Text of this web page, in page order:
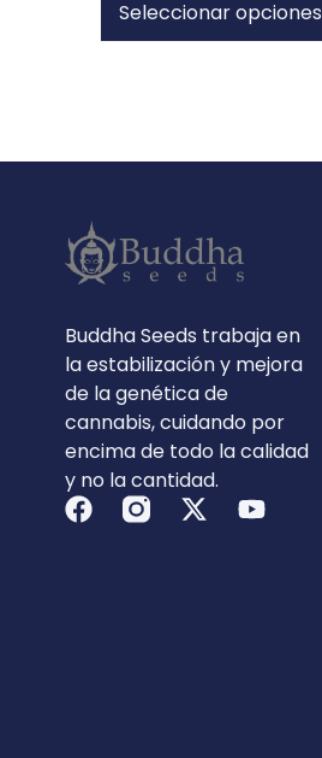
Seleccionar opciones
Buddha Seeds trabaja en
la estabilización y mejora
de la genética de
cannabis, cuidando por
encima de todo la calidad
y no la cantidad.